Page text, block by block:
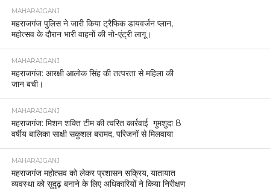
MAHARAJGANJ
महराजगंज पुलिस ने जारी किया ट्रैफिक डायवर्जन प्लान,
महोत्सव के दौरान भारी वाहनों की नो-एंट्री लागू।
MAHARAJGANJ
महराजगंज: आरक्षी आलोक सिंह की तत्परता से महिला की
जान बची।
MAHARAJGANJ
महराजगंज: मिशन शक्ति टीम की त्वरित कार्रवाई गुमशुदा 8
वर्षीय बालिका साक्षी सकुशल बरामद, परिजनों से मिलवाया
MAHARAJGANJ
महराजगंज महोत्सव को लेकर प्रशासन सक्रिय, यातायात
व्यवस्था को सुदृढ़ बनाने के लिए अधिकारियों ने किया निरीक्षण